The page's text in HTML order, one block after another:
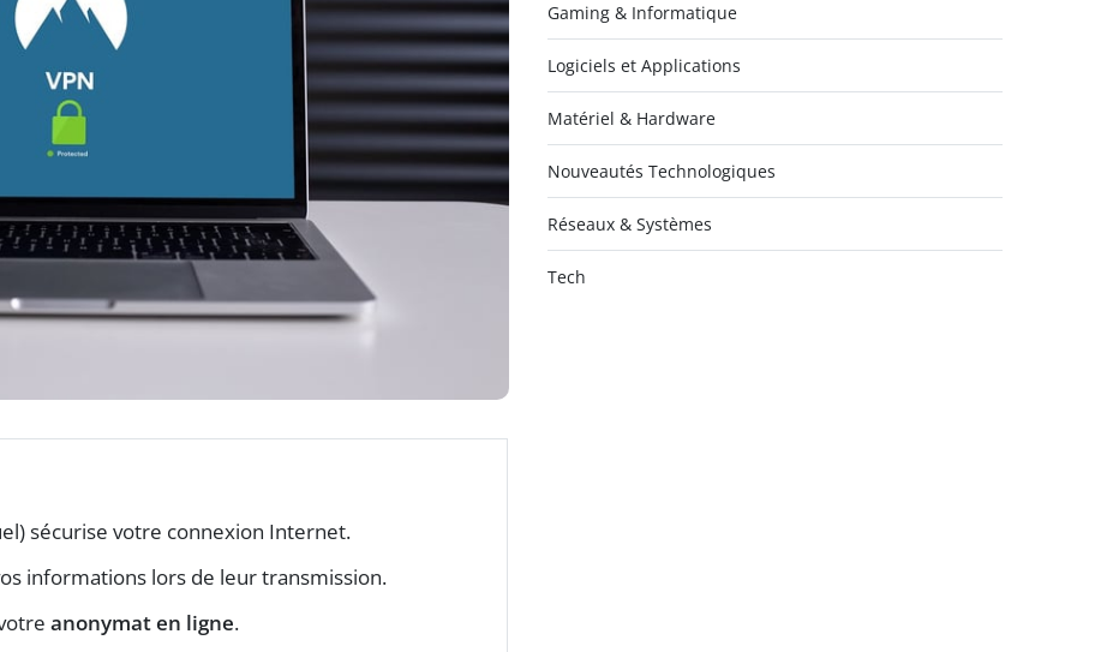
sécurise votre connexion Internet.
informations lors de leur transmission.
anonymat en ligne.
Gaming & Informatique
Logiciels et Applications
Matériel & Hardware
Nouveautés Technologiques
Réseaux & Systèmes
Tech